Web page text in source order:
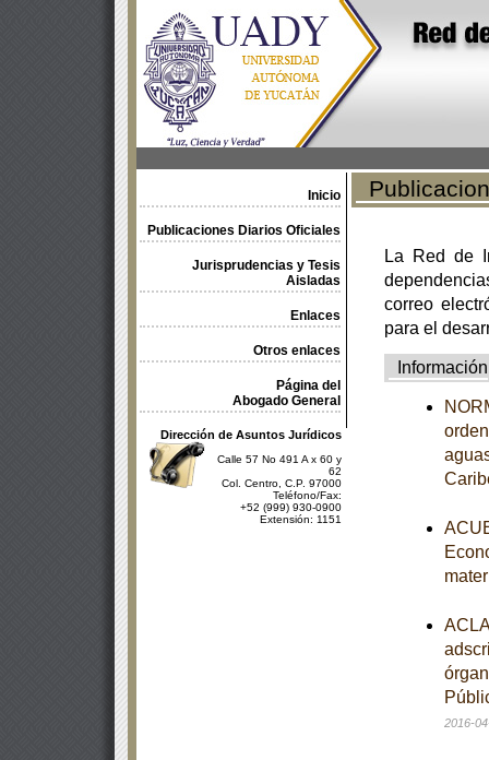
Inicio
Publicaciones Diarios Oficiales
Jurisprudencias y Tesis
Aisladas
Enlaces
Otros enlaces
Página del
Abogado General
Dirección de Asuntos Jurídicos
Calle 57 No 491 A x 60 y
62
Col. Centro, C.P. 97000
Teléfono/Fax:
+52 (999) 930-0900
Extensión: 1151
La Red de
correo
para el
Información
2016-